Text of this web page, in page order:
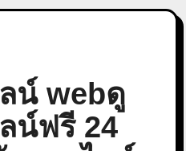
น์ webดู
น์ฟรี 24